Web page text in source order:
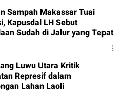
Sampah Makassar Tuai
Kapusdal LH Sebut
Sudah di Jalur yang Tepat
Luwu Utara Kritik
Represif dalam
Lahan Laoli